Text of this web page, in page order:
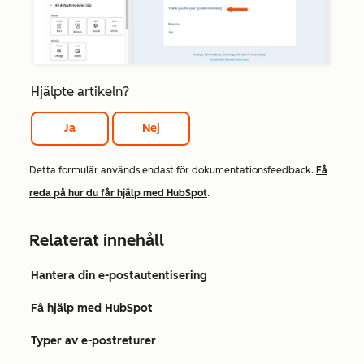
Hjälpte artikeln?
Ja Nej
Detta formulär används endast för dokumentationsfeedback. Få
reda på hur du får hjälp med HubSpot.
Relaterat innehåll
Hantera din e-postautentisering
Få hjälp med HubSpot
Typer av e-postreturer